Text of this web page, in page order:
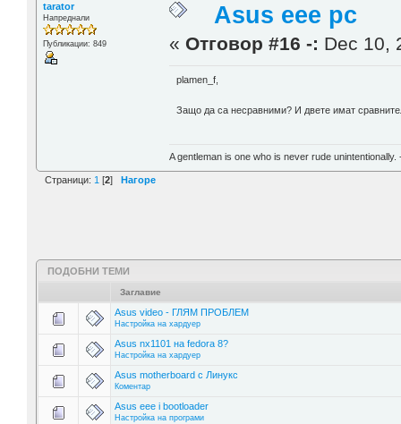
tarator
Напреднали
Публикации: 849
Asus eee pc
« Отговор #16 -: Dec 10,
plamen_f,
Защо да са несравними? И двете имат
A gentleman is one who is never rude unintentionally.
Страници: 1 [2] Нагоре
ПОДОБНИ ТЕМИ
Заглавие
Asus video - ГЛЯМ ПРОБЛЕМ
Настройка на хардуер
Asus nx1101 на fedora 8?
Настройка на хардуер
Asus motherboard с Линукс
Коментар
Asus eee i bootloader
Настройка на програми